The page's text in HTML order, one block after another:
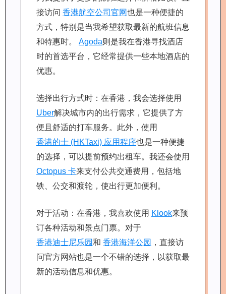
接访问 香港航空公司官网也是一种便捷的
方式，特别是当我希望获取最新的航班信息
和特惠时。 Agoda则是我在香港寻找酒店
时的首选平台，它经常提供一些本地酒店的
优惠。
选择出行方式时：在香港，我会选择使用
Uber解决城市内的出行需求，它提供了方
便且舒适的打车服务。此外，使用
香港的士 (HKTaxi) 应用程序也是一种便捷
的选择，可以提前预约出租车。我还会使用
Octopus 卡来支付公共交通费用，包括地
铁、公交和渡轮，使出行更加便利。
对于活动：在香港，我喜欢使用 Klook来预
订各种活动和景点门票。对于
香港迪士尼乐园和 香港海洋公园 ，直接访
问官方网站也是一个不错的选择，以获取最
新的活动信息和优惠。